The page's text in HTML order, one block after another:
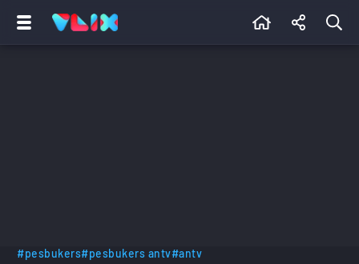
#pesbukers#pesbukers antv#antv